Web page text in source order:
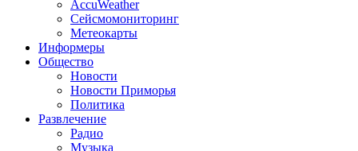
AccuWeather
Сейсмомониторинг
Метеокарты
Информеры
Общество
Новости
Новости Приморья
Политика
Развлечение
Радио
Музыка